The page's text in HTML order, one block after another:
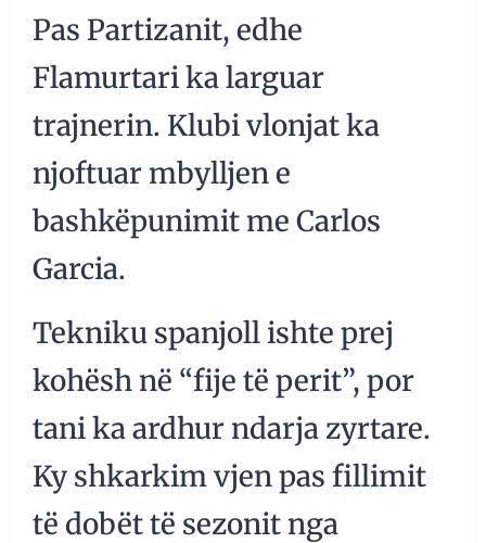
Pas Partizanit, edhe
Flamurtari ka larguar
trajnerin. Klubi vlonjat ka
njoftuar mbylljen e
bashkëpunimit me Carlos
Garcia.
Tekniku spanjoll ishte prej
kohësh në “fije të perit”, por
tani ka ardhur ndarja zyrtare.
Ky shkarkim vjen pas fillimit
të dobët të sezonit nga